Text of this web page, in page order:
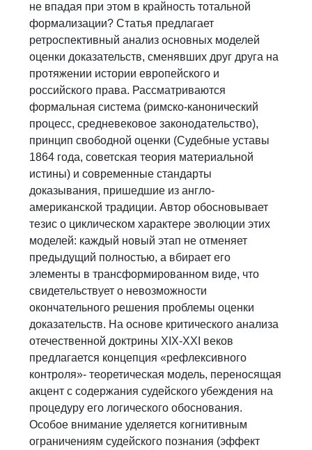
не впадая при этом в крайность тотальной
формализации? Статья предлагает
ретроспективный анализ основных моделей
оценки доказательств, сменявших друг друга на
протяжении истории европейского и
российского права. Рассматриваются
формальная система (римско-канонический
процесс, средневековое законодательство),
принцип свободной оценки (Судебные уставы
1864 года, советская теория материальной
истины) и современные стандарты
доказывания, пришедшие из англо-
американской традиции. Автор обосновывает
тезис о циклическом характере эволюции этих
моделей: каждый новый этап не отменяет
предыдущий полностью, а вбирает его
элементы в трансформированном виде, что
свидетельствует о невозможности
окончательного решения проблемы оценки
доказательств. На основе критического анализа
отечественной доктрины XIX-XXI веков
предлагается концепция «рефлексивного
контроля»- теоретическая модель, переносящая
акцент с содержания судейского убеждения на
процедуру его логического обоснования.
Особое внимание уделяется когнитивным
ограничениям судейского познания (эффект